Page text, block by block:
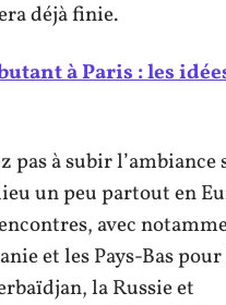
déjà finie.
à Paris : les
pas à subir l’ambiance
un peu partout en
avec
et les Pays-Bas
la Russie et